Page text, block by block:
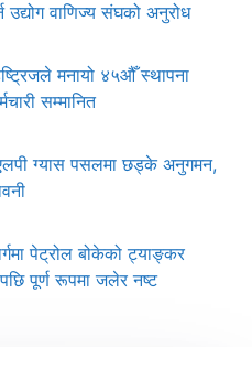
उद्योग वाणिज्य संघको अनुरोध
मनायो ४५औँ स्थापना
सम्मानित
एलपी ग्यास पसलमा छड्के अनुगमन,
पेट्रोल बोकेको ट्याङ्कर
पूर्ण रूपमा जलेर नष्ट